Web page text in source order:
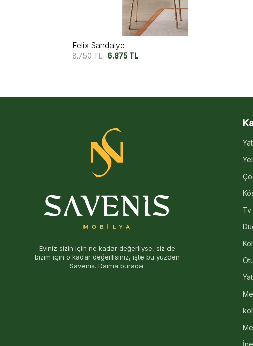
Icon Large Sandalye
8.750TL 7.500TL
Eviniz sizin için ne kadar değerliyse, siz de
bizim için o kadar değerlisiniz, işte bu yüzden
Savenis. Daima burada.
Tv